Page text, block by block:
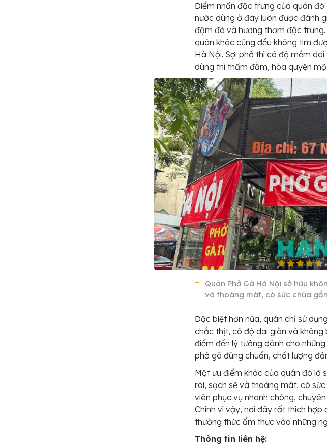
Điểm nhấn đặc trưng của quán đó
nước dùng ở đây luôn được đánh
đậm đà và hương thơm đặc
quán khác cũng đều không tim
Hà Nội. Sợi phở thì có độ mềm
dùng thì thấm đẫm, hòa quyện
Quán Phở Gà Hà Nội sở hữu
và thoáng mát, có sức chứa
Đặc biệt hơn nữa, quán chỉ sử
chắc thịt, có độ dai giòn và không
điểm đến lý tưởng dành cho
phở gà đúng chuẩn, chất lượng
Một ưu điểm khác của quán đó là
rãi, sạch sẽ và thoáng mát, có
viên phục vụ nhanh chóng,
Chính vì vậy, nơi đây rất thích hợp
thưởng thức ẩm thực vào những
Thông tin liên hệ: